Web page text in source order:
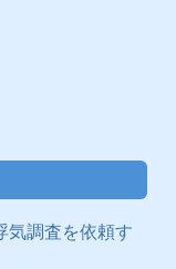
調査を依頼す